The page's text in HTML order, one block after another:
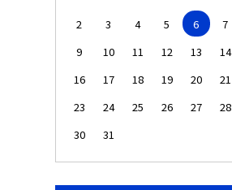
2
3 4 5 6 7
9
10 11 12 13 14
16
17 18 19 20 21
23
24 25 26 27 28
30
31